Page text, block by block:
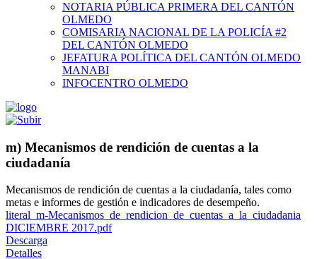
NOTARIA PÚBLICA PRIMERA DEL CANTÓN
OLMEDO
COMISARIA NACIONAL DE LA POLICÍA #2
DEL CANTÓN OLMEDO
JEFATURA POLÍTICA DEL CANTÓN OLMEDO
MANABI
INFOCENTRO OLMEDO
m) Mecanismos de rendición de cuentas a la
ciudadanía
Mecanismos de rendición de cuentas a la ciudadanía, tales como
metas e informes de gestión e indicadores de desempeño.
literal_m-Mecanismos_de_rendicion_de_cuentas_a_la_ciudadania
DICIEMBRE 2017.pdf
Descarga
Detalles